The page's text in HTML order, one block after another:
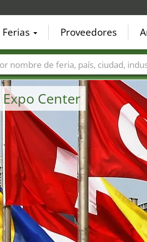
Center
Ferias Proveedores
ferias Países Ciudades